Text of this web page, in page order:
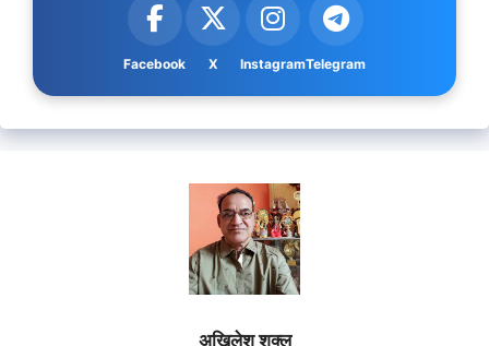
Facebook X InstagramTelegram
अखिलेश शुक्ल